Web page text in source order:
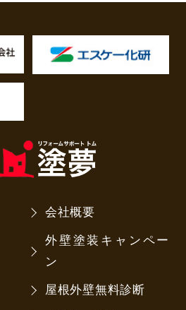
会社概要
外壁塗装キャンペー
ン
屋根外壁無料診断